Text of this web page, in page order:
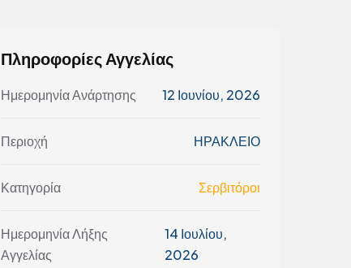
Πληροφορίες Αγγελίας
Ημερομηνία Ανάρτησης 12 Ιουνίου, 2026
Περιοχή ΗΡΑΚΛΕΙΟ
Κατηγορία Σερβιτόροι
Ημερομηνία Λήξης
Αγγελίας
14 Ιουλίου,
2026